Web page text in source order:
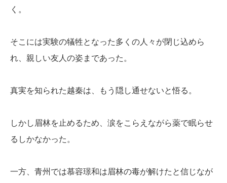
く。
そこには実験の犠牲となった多くの人々が閉じ込めら
れ、親しい友人の姿まであった。
真実を知られた越秦は、もう隠し通せないと悟る。
しかし眉林を止めるため、涙をこらえながら薬で眠らせ
るしかなかった。
一方、青州では慕容璟和は眉林の毒が解けたと信じなが